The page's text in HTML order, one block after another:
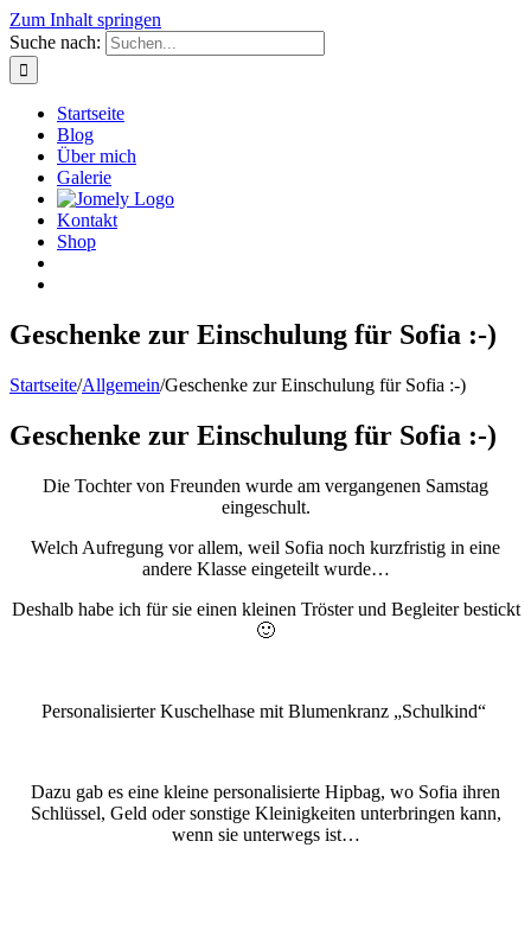
Zum Inhalt springen
Suche nach:
Startseite
Blog
Über mich
Galerie
Kontakt
Shop
Geschenke zur Einschulung für Sofia :-)
Startseite/Allgemein/Geschenke zur Einschulung für Sofia :-)
Geschenke zur Einschulung für Sofia :-)
Die Tochter von Freunden wurde am vergangenen Samstag
eingeschult.
Welch Aufregung vor allem, weil Sofia noch kurzfristig in eine
andere Klasse eingeteilt wurde…
Deshalb habe ich für sie einen kleinen Tröster und Begleiter bestickt
🙂
Personalisierter Kuschelhase mit Blumenkranz „Schulkind“
Dazu gab es eine kleine personalisierte Hipbag, wo Sofia ihren
Schlüssel, Geld oder sonstige Kleinigkeiten unterbringen kann,
wenn sie unterwegs ist…